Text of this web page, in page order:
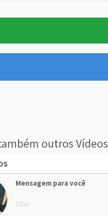
outros Vídeos
Mensagem para você
3 Out